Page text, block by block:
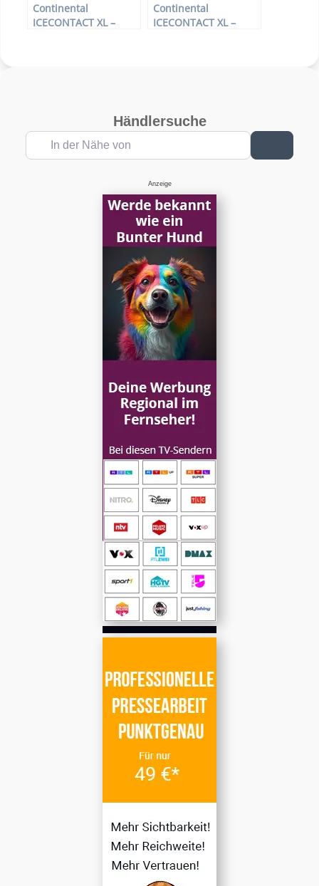
Continental
ICECONTACT XL –
Continental
ICECONTACT XL –
Händlersuche
In der Nähe von
Anzeige